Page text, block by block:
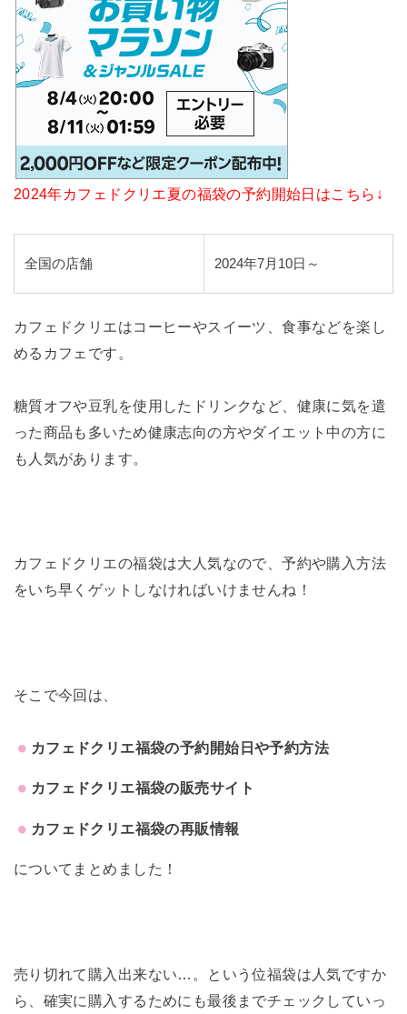
2024年カフェドクリエ夏の福袋の予約開始日はこちら↓
全国の店舗 2024年7月10日～
カフェドクリエはコーヒーやスイーツ、食事などを楽し
めるカフェです。
糖質オフや豆乳を使用したドリンクなど、健康に気を遣
った商品も多いため健康志向の方やダイエット中の方に
も人気があります。
カフェドクリエの福袋は大人気なので、予約や購入方法
をいち早くゲットしなければいけませんね！
そこで今回は、
カフェドクリエ福袋の予約開始日や予約方法
カフェドクリエ福袋の販売サイト
カフェドクリエ福袋の再販情報
についてまとめました！
売り切れて購入出来ない…。という位福袋は人気ですか
ら、確実に購入するためにも最後までチェックしていっ